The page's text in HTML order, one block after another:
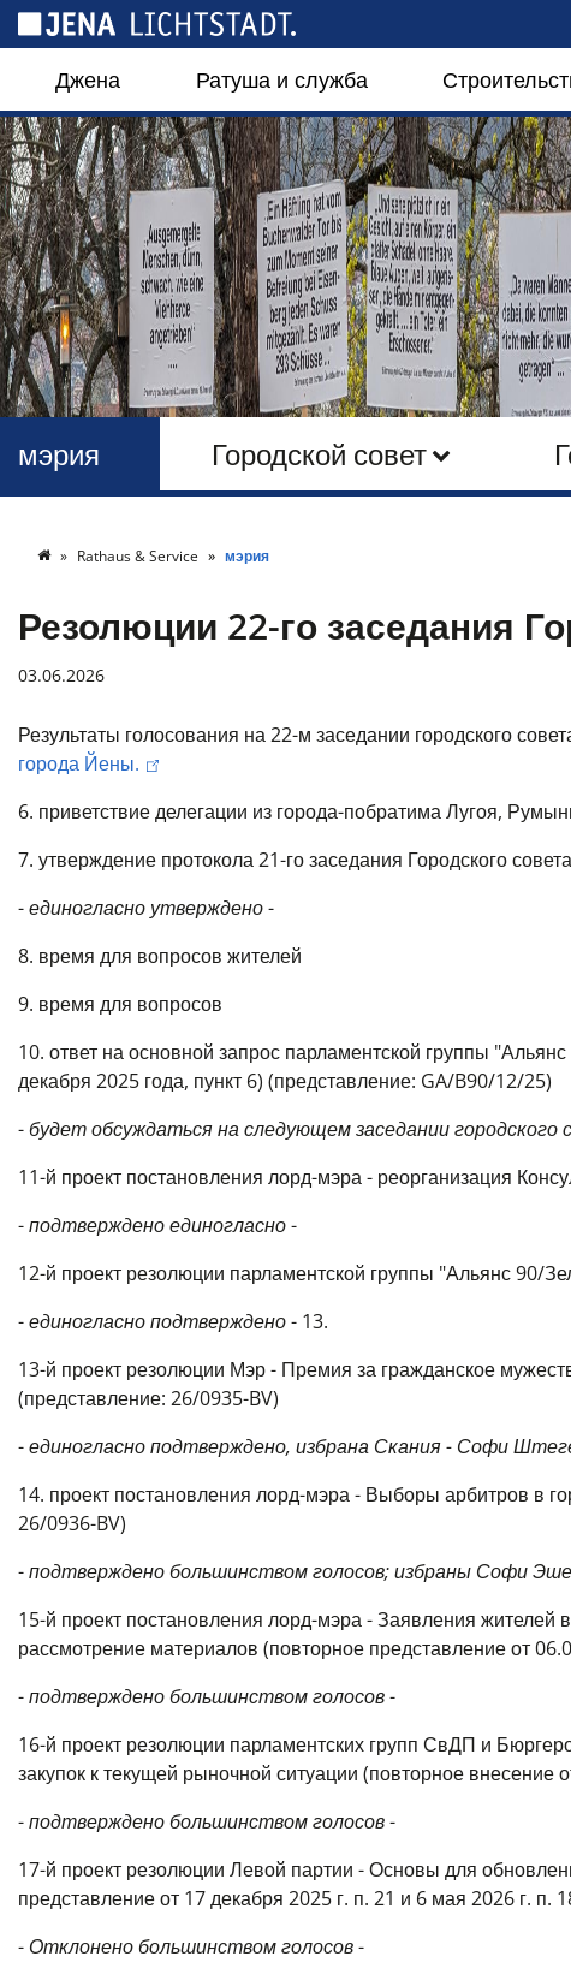
Джена Ратуша и служба
Городской совет
мэрия
Rathaus & Service мэрия
Резолюции 22-го заседания
03.06.2026
Результаты голосования на 22-м заседании городского
города Йены.
6. приветствие делегации из города-побратима Лугоя,
7. утверждение протокола 21-го заседания Городского
-единогласно утверждено-
8. время для вопросов жителей
9. время для вопросов
10. ответ на основной запрос парламентской группы
декабря 2025 года, пункт 6) (представление: GA/B90/12/25)
-будет обсуждаться на следующем заседании городского
11-й проект постановления лорд-мэра - реорганизация
-подтверждено единогласно-
12-й проект резолюции парламентской группы "Альянс 90/
-единогласно подтверждено- 13.
13-й проект резолюции Мэр - Премия за гражданское
(представление: 26/0935-BV)
-единогласно подтверждено, избрана Скания - Софи
14. проект постановления лорд-мэра - Выборы арбитров в
26/0936-BV)
-подтверждено большинством голосов; избраны Софи
15-й проект постановления лорд-мэра - Заявления жителей
рассмотрение материалов (повторное представление от
-подтверждено большинством голосов-
16-й проект резолюции парламентских групп СвДП и
закупок к текущей рыночной ситуации (повторное внесение
-подтверждено большинством голосов-
17-й проект резолюции Левой партии - Основы для
представление от 17 декабря 2025 г. п. 21 и 6 мая 2026 г. п.
- Отклонено большинством голосов-
Панель управления cookies